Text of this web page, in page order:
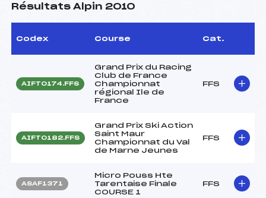
Résultats Alpin 2010
Codex Course Cat.
AIFT0174.FFS
Grand Prix du Racing
Club de France
Championnat
régional Ile de
France
FFS
AIFT0182.FFS
Grand Prix Ski Action
Saint Maur
Championnat du Val
de Marne Jeunes
FFS
ASAF1371
Micro Pouss Hte
Tarentaise Finale
COURSE 1
FFS